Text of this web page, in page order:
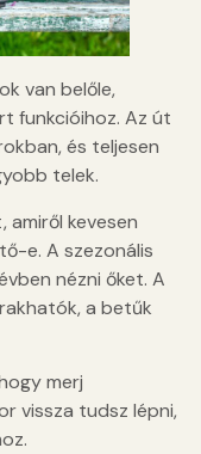
van belőle,
funkcióihoz. Az út
és teljesen
telek.
kevesen
e. A szezonális
nézni őket. A
a betűk
merj
vissza tudsz lépni,